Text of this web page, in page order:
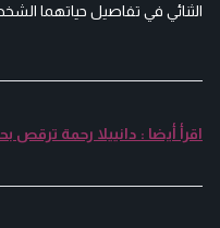
الثنائي في تفاصيل حياتهما
اقرأ أيضا : دانييلا رحمة